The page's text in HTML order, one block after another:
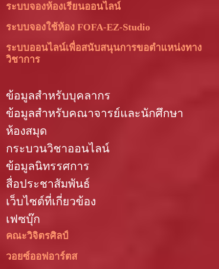
ระบบจองห้องเรียนออนไลน์
ระบบจองใช้ห้อง FOFA-EZ-Studio
ระบบออนไลน์เพื่อสนับสนุนการขอตำแหน่งทาง
วิชาการ
ข้อมูลสำหรับบุคลากร
ข้อมูลสำหรับคณาจารย์และนักศึกษา
ห้องสมุด
กระบวนวิชาออนไลน์
ข้อมูลนิทรรศการ
สื่อประชาสัมพันธ์
เว็บไซต์ที่เกี่ยวข้อง
เฟซบุ๊ก
คณะวิจิตรศิลป์
วอยซ์ออฟอาร์ตส